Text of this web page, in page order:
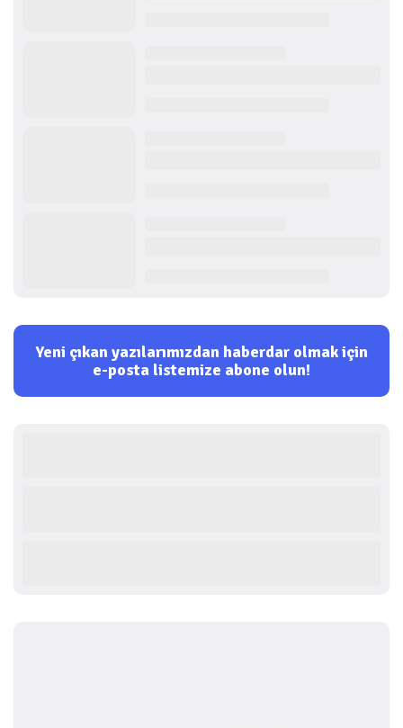
Yeni çıkan yazılarımızdan haberdar olmak için
e-posta listemize abone olun!